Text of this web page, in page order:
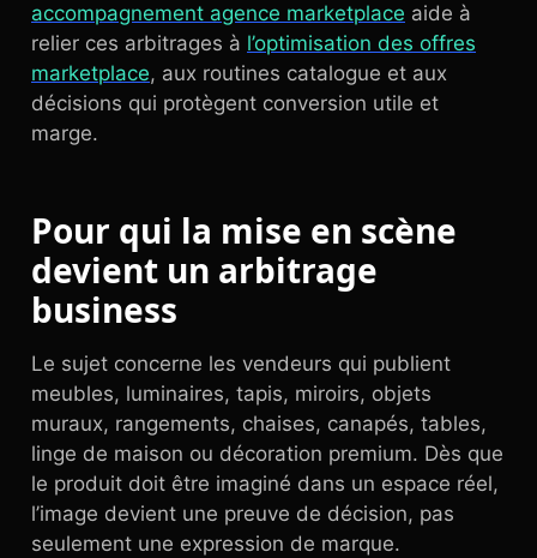
accompagnement agence marketplace aide à
relier ces arbitrages à l’optimisation des offres
marketplace, aux routines catalogue et aux
décisions qui protègent conversion utile et
marge.
Pour qui la mise en scène
devient un arbitrage
business
Le sujet concerne les vendeurs qui publient
meubles, luminaires, tapis, miroirs, objets
muraux, rangements, chaises, canapés, tables,
linge de maison ou décoration premium. Dès que
le produit doit être imaginé dans un espace réel,
l’image devient une preuve de décision, pas
seulement une expression de marque.